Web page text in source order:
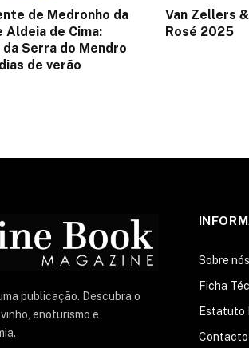
de Medronho da
Aldeia de Cima:
Serra do Mendro
de verão
Van Zellers
Rosé 2025
publicação. Descubra o
enoturismo e
Sobre nós
Ficha
Estatuto
Contacto